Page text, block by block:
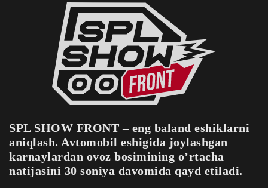
SPL SHOW FRONT – eng baland eshiklarni
aniqlash. Avtomobil eshigida joylashgan
karnaylardan ovoz bosimining o’rtacha
natijasini 30 soniya davomida qayd etiladi.